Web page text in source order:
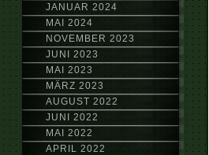
JANUAR 2024
MAI 2024
NOVEMBER 2023
JUNI 2023
MAI 2023
MÄRZ 2023
AUGUST 2022
JUNI 2022
MAI 2022
APRIL 2022